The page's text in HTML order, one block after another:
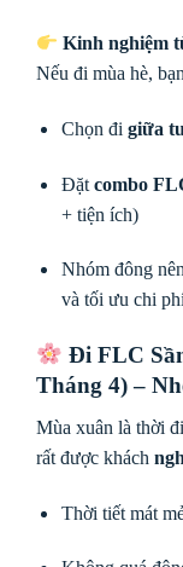
Kinh nghiệm
Nếu đi mùa hè,
Chọn đi giữa
Đặt combo
+ tiện ích)
Nhóm đông
và tối ưu chi
Đi FLC
Tháng 4) –
Mùa xuân là thời
rất được khách
Thời tiết mát